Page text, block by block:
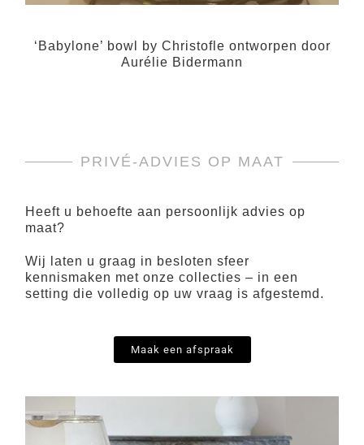
‘Babylone’ bowl by Christofle ontworpen door
Aurélie Bidermann
PRIVÉ-ADVIES OP MAAT
Heeft u behoefte aan persoonlijk advies op
maat?
Wij laten u graag in besloten sfeer
kennismaken met onze collecties – in een
setting die volledig op uw vraag is afgestemd.
Maak een afspraak